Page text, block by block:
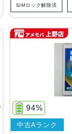
SIMロック解除済
94%
中古Aランク